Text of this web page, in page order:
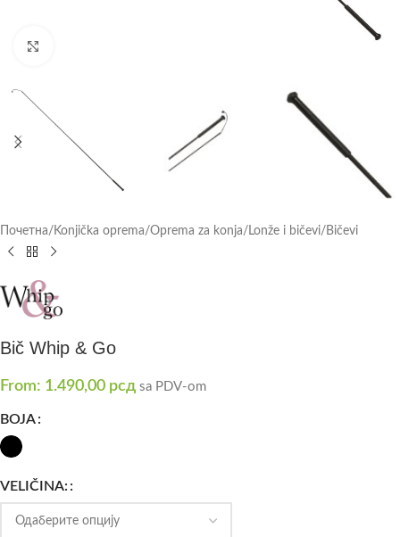
Почетна/ Konjička oprema/Oprema za konja/ Lonže i bičevi/ Bičevi
Bič Whip & Go
From: 1.490,00 рсд sa PDV-om
BOJA
VELIČINA: